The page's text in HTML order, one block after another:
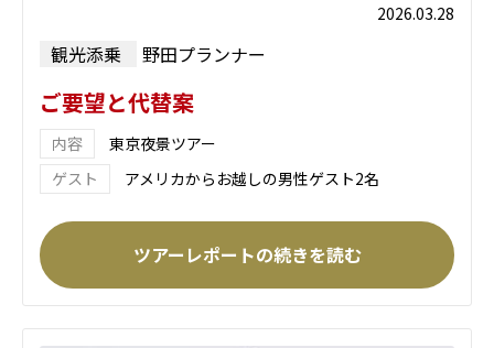
2026.03.28
観光添乗 野田プランナー
ご要望と代替案
東京夜景ツアー
アメリカからお越しの男性ゲスト2名
ツアーレポートの続きを読む